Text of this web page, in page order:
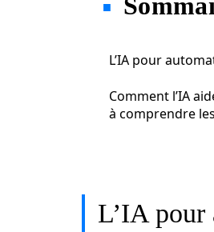
L’IA pour
Comment l’IA
à comprendre
L’IA pour